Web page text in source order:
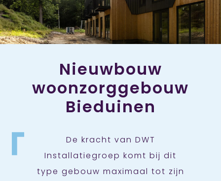
Nieuwbouw
woonzorggebouw
Bieduinen
De kracht van DWT
Installatiegroep komt bij dit
type gebouw maximaal tot zijn